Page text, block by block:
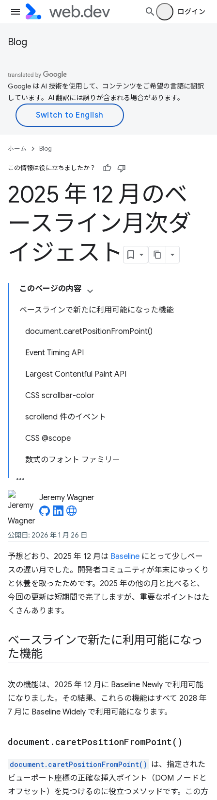
ログイン
Blog
Google は AI 技術を使用して、コンテンツをご希望の言語に翻訳
しています。AI 翻訳には誤りが含まれる場合があります。
ホーム Blog
この情報は役に立ちましたか？
2025 年 12 月のベ
ースライン月次ダ
イジェスト
このページの内容
ベースラインで新たに利用可能になった機能
document.caretPositionFromPoint()
Event Timing API
Largest Contentful Paint API
CSS scrollbar-color
scrollend 件のイベント
CSS @scope
数式のフォント ファミリー
Jeremy Wagner
公開日: 2026 年 1 月 26 日
予想どおり、2025 年 12 月は Baseline にとって少しペー
スの遅い月でした。開発者コミュニティが年末にゆっくり
と休養を取ったためです。2025 年の他の月と比べると、
今回の更新は短期間で完了しますが、重要なポイントはた
くさんあります。
ベースラインで新たに利用可能になっ
た機能
次の機能は、2025 年 12 月に Baseline Newly で利用可能
になりました。その結果、これらの機能はすべて 2028 年
7 月に Baseline Widely で利用可能になります。
document . caretPositionFromPoint( )
document.caretPositionFromPoint() は、指定された
ビューポート座標の正確な挿入ポイント（DOM ノードと
オフセット）を見つけるのに役立つメソッドです。この方